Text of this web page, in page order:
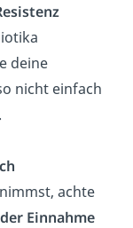
deine
nicht einfach
nimmst, achte
der Einnahme